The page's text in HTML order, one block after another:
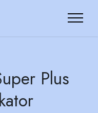
Plus